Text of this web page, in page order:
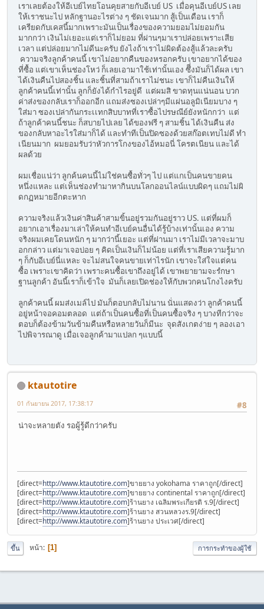
เราเลยต้องให้อีเบย์ไทยโอนคุยสายกับอีเบย์ US เมื่อคุนอีเบย์US เลย
ให้เราชนะไป หลักฐานอะไรต่าง ๆ ชัดเจนมาก สู้เป็นเดือน เราก็
เครียดกับเคสนี้มากเพราะมันเป็นเรื่องของความยอมไม่ยอมกัน
มากกว่า เงินไม่เยอะแต่เราก็ไม่ยอม ที่ผ่านๆมาเราปล่อยเพราะเสีย
เวลา แต่ปล่อยมากไม่ดีนะครับ ยังไงถ้าเราไม่ผิดต้องสู้แล้วละครับ
ความจริงลูกค้าคนนี้ เขาไม่อยากคืนของหรอกครับ เขาอยากได้ของ
ที่ซื้อ แต่เขาเห็นช่องโหว่ ก็เลยเอามาใช้เท่านั้นเอง ซึี่งมันก็ได้ผล เขา
ได้เงินคืนไปสองชิ้น และชิ้นที่สามถ้าเราไม่ชนะ เขาก็ไม่คืนเงินให้
ลูกค้าคนนี้เท่านั้น ลูกก็ยังได้กำไรอยู่ดี แต่ผมสิ ขาดทุนแน่นอน บวก
ค่าส่งของกลับเราก็ออกอีก แถมส่งซองเปล่าๆมีแผ่นอลูมิเนียมบาง ๆ
ใส่มา ซองเปล่ากันกระเเทกสิบบาทที่เราซื้อไปรษณีย์ยังหนักกว่า แต่
ถ้าลูกค้าคนนี้ชนะ ก็สบายไปเลย ได้ของฟรี ๆ สามชิ้น ได้เงินคืน ส่ง
ของกลับหาอะไรใส่มาก็ได้ และทำทีเป็นปิดซองด้วยสก๊อตเทบไม่ดี ทำ
เนียนมาก ผมยอมรับว่าหัวการโกงของไอ้หมอนี่ โครตเนียน และได้
ผลด้วย
ผมเชื่อแน่ว่า ลูกค้นคนนี้ไม่ใช่คนซื้อทั่วๆ ไป แต่แกเป็นคนขายคน
หนึ่งแหละ แต่เห็นช่องทำมาหากินบนโลกออนไลน์แบบผิดๆ แถมไม่ผิ
ดกฏหมายอีกตะหาก
ความจริงแล้วเงินค่าสินค้าสามขิ้นอยู่รวมกันอยู่ราว US. แต่ที่ผมก็
อยากเอาเรื่องมาเล่าให้คนทำอีเบย์คนอื่นได้รู้บ้างเท่านั้นเอง ความ
จริงผมเคยโดนหนัก ๆ มากว่านี้เยอะ แต่ที่ผ่านมา เราไม่มีเวลาจะมาบ
อกกล่าว แต่มาเจอบ่อย ๆ คิดเป็นเงินก็ไม่น้อย แต่ที่เราเสียความรู้มาก
ๆ ก็กับอีเบย์นี่แหละ จะไม่สนใจคนขายเท่าไรนัก เขาจะใส่ใจแต่คน
ซื้อ เพราะเขาคิดว่า เพราะคนซื้อเขาถึงอยู่ได้ เขาพยายามจะรํกษา
ฐานลูกค้า อันนี้เราก็เข้าใจ มันก็เลยเปิดช่องให้กับพวกคนโกงไงครับ
ลูกค้าคนนี้ ผมส่งเมล์ไป มันก็ตอบกลับไม่นาน นั่นแสดงว่า ลูกค้าคนนี้
อยู่หน้าจอคอมตลอด แต่ถ้าเป็นคนซื้อที่เป็นคนซื้อจริง ๆ บางทีกว่าจะ
ตอบก็ต้องข้ามวันข้ามคืนหรือหลายวันก็มีนะ จุดสังเกตง่าย ๆ ลองเอา
ไปพิจารณาดู เมื่อเจอลูกค้ามาแปลก ๆแบบนี้
ktautotire
#8
01 กันยายน 2017, 17:38:17
น่าจะหลายตัง รอผู้รู้ดีกว่าครับ
[direct=http://www.ktautotire.com]ขายยาง yokohama ราคาถูก[/direct]
[direct=http://www.ktautotire.com]ขายยาง continental ราคาถูก[/direct]
[direct=http://www.ktautotire.com]ร้านยาง เฉลิมพระเกียรติ ร.9[/direct]
[direct=http://www.ktautotire.com]ร้านยาง สวนหลวงร.9[/direct]
[direct=http://www.ktautotire.com]ร้านยาง ประเวศ[/direct]
ขึ้น หน้า 1 การกระทำของผู้ใช้